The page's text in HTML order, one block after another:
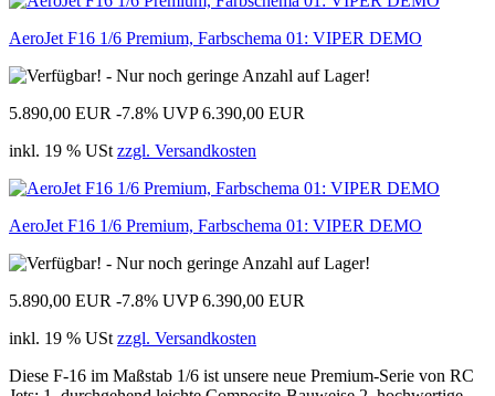
AeroJet F16 1/6 Premium, Farbschema 01: VIPER DEMO
5.890,00 EUR -7.8% UVP 6.390,00 EUR
inkl. 19 % USt zzgl. Versandkosten
AeroJet F16 1/6 Premium, Farbschema 01: VIPER DEMO
5.890,00 EUR -7.8% UVP 6.390,00 EUR
inkl. 19 % USt zzgl. Versandkosten
Diese F-16 im Maßstab 1/6 ist unsere neue Premium-Serie von RC